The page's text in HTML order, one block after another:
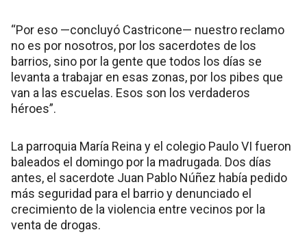
“Por eso —concluyó Castricone— nuestro reclamo
no es por nosotros, por los sacerdotes de los
barrios, sino por la gente que todos los días se
levanta a trabajar en esas zonas, por los pibes que
van a las escuelas. Esos son los verdaderos
héroes”.
La parroquia María Reina y el colegio Paulo VI fueron
baleados el domingo por la madrugada. Dos días
antes, el sacerdote Juan Pablo Núñez había pedido
más seguridad para el barrio y denunciado el
crecimiento de la violencia entre vecinos por la
venta de drogas.